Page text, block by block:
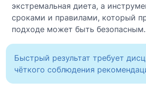
экстремальная диета, а
сроками и правилами, который
подходе может быть безопасным.
Быстрый результат требует
чёткого соблюдения